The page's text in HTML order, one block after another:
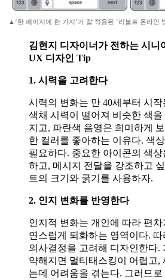
▲‘한 페이지에 한 가지’가 잘 적용된 ‘리볼트 온라인
김현지 디자이너가 전하는 시니
UX 디자인 Tip
1. 시력을 고려한다
시력의 변화는 만 40세부터 시
색채 시력이 떨어져 비슷한 색을
지고, 파란색 음영은 희미하게
한 컬러를 좋아하는 이유다. 색
필요하다. 중요한 아이콘의 색상
하고, 메시지 전달을 강조하고
트의 크기와 굵기를 사용하자.
2. 인지 변화를 반영한다
인지적 변화는 개인에 따라 편
연스럽게 퇴화하는 영역이다.
의사결정을 고려해 디자인한다.
약해지면 멀티태스킹이 어렵고,
는데 어려움을 겪는다. 그러므로